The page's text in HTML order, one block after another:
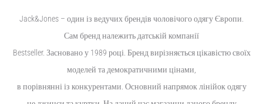
Jack&Jones – один із ведучих брендів чоловічого одягу Європи.
Сам бренд належить датській компанії
Bestseller. Засновано у 1989 році. Бренд вирізняється цікавістю своїх
моделей та демократичними цінами,
в порівнянні із конкурентами. Основний напрямок лінійок одягу